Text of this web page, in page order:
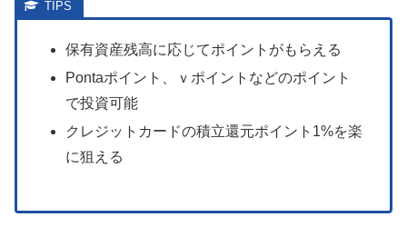
保有資産残高に応じてポイントがもらえる
Pontaポイント、ｖポイントなどのポイント
で投資可能
クレジットカードの積立還元ポイント1%を楽
に狙える